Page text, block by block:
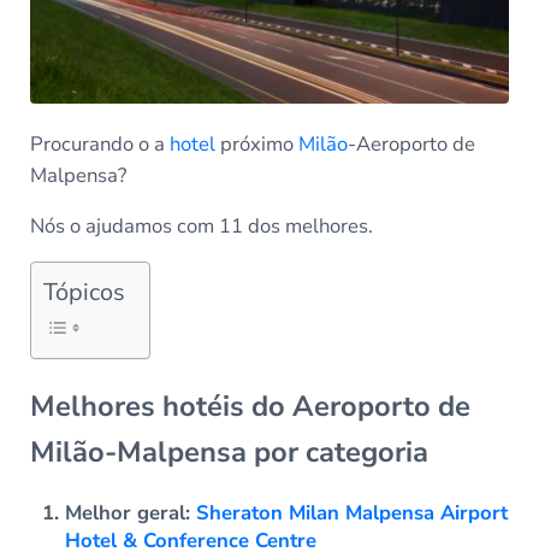
Procurando o a hotelpróximo Milão-Aeroporto de
Malpensa?
Nós o ajudamos com 11 dos melhores.
Tópicos
Melhores hotéis do Aeroporto de
Milão-Malpensa por categoria
Melhor geral: Sheraton Milan Malpensa Airport
Hotel & Conference Centre